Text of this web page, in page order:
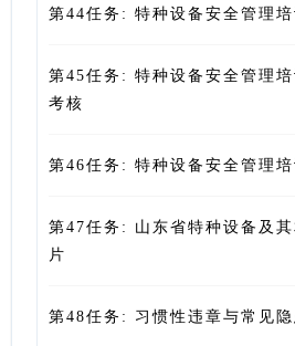
第44任务: 特种设备安全管理培
第45任务: 特种设备安全管理
考核
第46任务: 特种设备安全管理培
第47任务: 山东省特种设备及
片
第48任务: 习惯性违章与常见隐